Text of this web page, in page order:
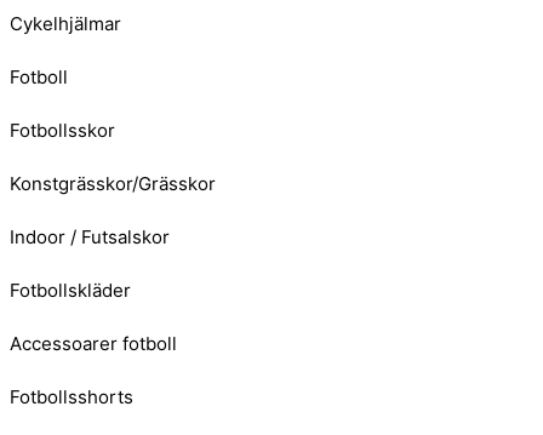
Cykelhjälmar
Fotboll
Fotbollsskor
Konstgrässkor/Grässkor
Indoor / Futsalskor
Fotbollskläder
Accessoarer fotboll
Fotbollsshorts